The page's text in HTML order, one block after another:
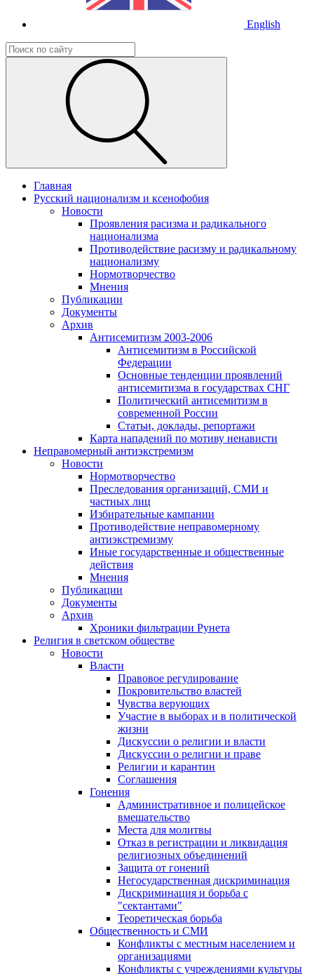
English
Главная
Русский национализм и ксенофобия
Новости
Проявления расизма и радикального
национализма
Противодействие расизму и радикальному
национализму
Нормотворчество
Мнения
Публикации
Документы
Архив
Антисемитизм 2003-2006
Антисемитизм в Российской
Федерации
Основные тенденции проявлений
антисемитизма в государствах СНГ
Политический антисемитизм в
современной России
Статьи, доклады, репортажи
Карта нападений по мотиву ненависти
Неправомерный антиэкстремизм
Новости
Нормотворчество
Преследования организаций, СМИ и
частных лиц
Избирательные кампании
Противодействие неправомерному
антиэкстремизму
Иные государственные и общественные
действия
Мнения
Публикации
Документы
Архив
Хроники фильтрации Рунета
Религия в светском обществе
Новости
Власти
Правовое регулирование
Покровительство властей
Чувства верующих
Участие в выборах и в политической
жизни
Дискуссии о религии и власти
Дискуссии о религии и праве
Религии и карантин
Соглашения
Гонения
Административное и полицейское
вмешательство
Места для молитвы
Отказ в регистрации и ликвидация
религиозных объединений
Защита от гонений
Негосударственная дискриминация
Дискриминация и борьба с
"сектантами"
Теоретическая борьба
Общественность и СМИ
Конфликты с местным населением и
организациями
Конфликты с учреждениями культуры